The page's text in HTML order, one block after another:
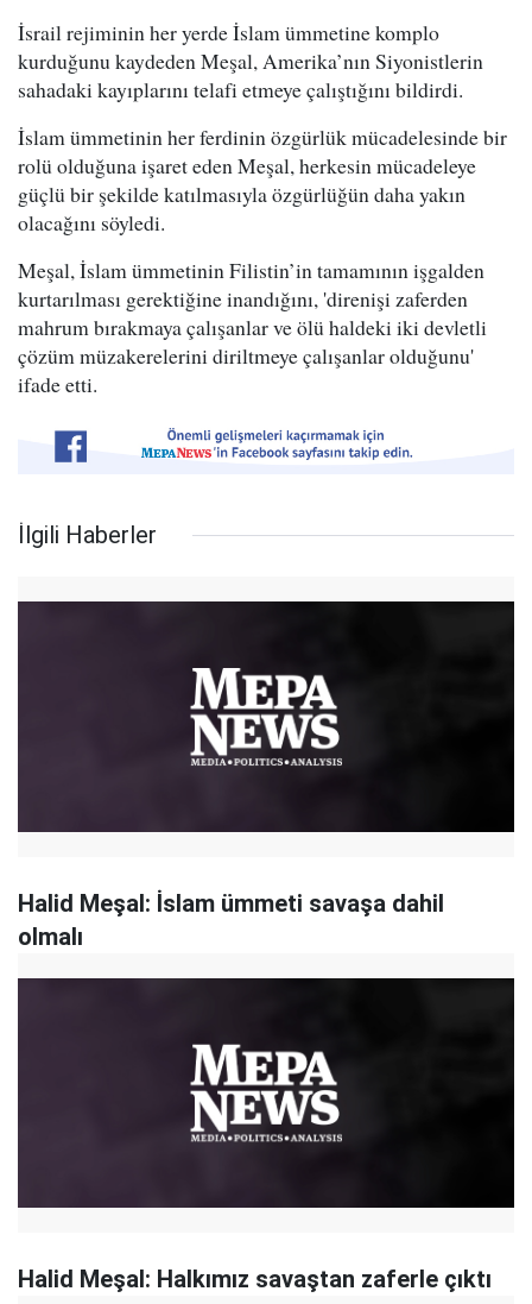
İsrail rejiminin her yerde İslam ümmetine komplo
kurduğunu kaydeden Meşal, Amerika’nın Siyonistlerin
sahadaki kayıplarını telafi etmeye çalıştığını bildirdi.
İslam ümmetinin her ferdinin özgürlük mücadelesinde bir
rolü olduğuna işaret eden Meşal, herkesin mücadeleye
güçlü bir şekilde katılmasıyla özgürlüğün daha yakın
olacağını söyledi.
Meşal, İslam ümmetinin Filistin’in tamamının işgalden
kurtarılması gerektiğine inandığını, 'direnişi zaferden
mahrum bırakmaya çalışanlar ve ölü haldeki iki devletli
çözüm müzakerelerini diriltmeye çalışanlar olduğunu'
ifade etti.
İlgili Haberler
Halid Meşal: İslam ümmeti savaşa dahil
olmalı
Halid Meşal: Halkımız savaştan zaferle çıktı